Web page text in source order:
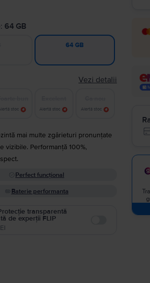
64 GB
64 GB
Vezi detalii
stoc Alertă stoc Alertă stoc
mai multe zgârieturi pronunțate
vizibile. Performanță 100%,
Perfect funcțional
Baterie performanta
transparentă
de experții FLIP